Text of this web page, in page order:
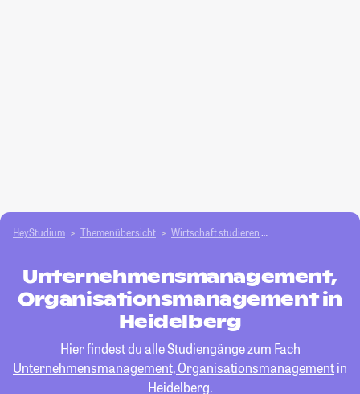
HeyStudium Themenübersicht Wirtschaft studieren
Unternehmensmanagement,
Organisationsmanagement in
Heidelberg
Hier findest du alle Studiengänge zum Fach
Unternehmensmanagement, Organisationsmanagementin
Heidelberg.